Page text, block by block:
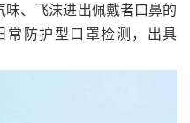
、飞沫进出佩戴者口鼻的
常防护型口罩检测，出具